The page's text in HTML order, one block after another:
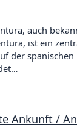
auch
ist ein
der spanischen
Ankunft /